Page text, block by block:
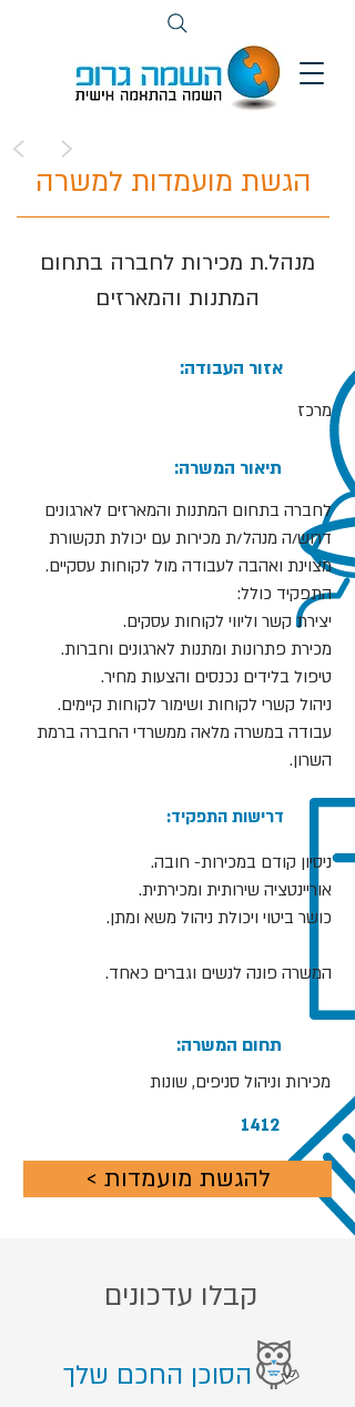
< >
הגשת מועמדות למשרה
מנהל.ת מכירות לחברה בתחום
המתנות והמארזים
:אזור העבודה
מרכז
:תיאור המשרה
לחברה בתחום המתנות והמארזים לארגונים
דרוש/ה מנהל/ת מכירות עם יכולת תקשורת
מצוינת ואהבה לעבודה מול לקוחות עסקיים.
התפקיד כולל:
יצירת קשר וליווי לקוחות עסקים.
מכירת פתרונות ומתנות לארגונים וחברות.
טיפול בלידים נכנסים והצעות מחיר.
ניהול קשרי לקוחות ושימור לקוחות קיימים.
עבודה במשרה מלאה ממשרדי החברה ברמת
השרון.
:דרישות התפקיד
ניסיון קודם במכירות- חובה.
אוריינטציה שירותית ומכירתית.
כושר ביטוי ויכולת ניהול משא ומתן.
המשרה פונה לנשים וגברים כאחד.
:תחום המשרה
מכירות וניהול סניפים, שונות
1412
< להגשת מועמדות
קבלו עדכונים
הסוכן החכם שלך